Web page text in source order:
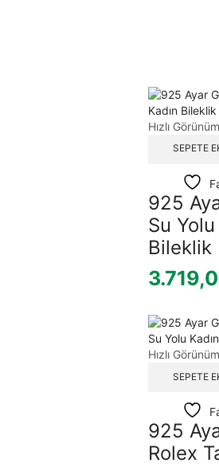
Hızlı Görünüm
SEPETE
925
Su Yolu
Bileklik
Hızlı Görünüm
SEPETE
925
Rolex